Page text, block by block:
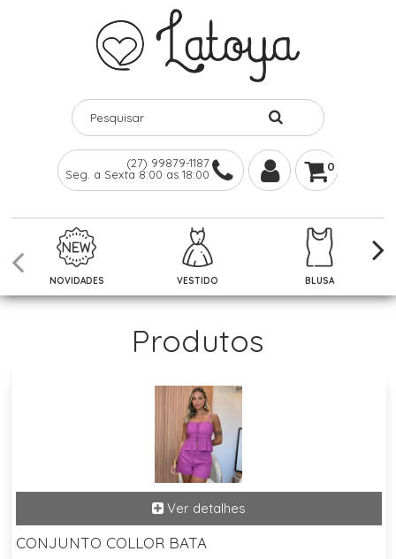
(27) 99879-1187
Seg. a Sexta 8:00 as 18:00
0
NOVIDADES VESTIDO BLUSA
Produtos
CONJUNTO COLLOR BATA